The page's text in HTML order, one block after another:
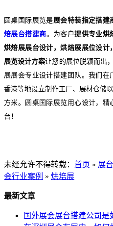
圆桌国际展览是展会特装指定搭建
焙展台搭建商。为客户提供专业烘
烘焙展展台设计，烘焙展展位设
展览设计方案让您的展位脱颖而出
展展会专业设计搭建团队。我们在
香港等地设立制作工厂、展材仓储
方米。圆桌国际展览用心设计，
台！
未经允许不得转载： 首页 » 展
会行业案例 » 烘培展
最新文章
国外展会展台搭建公司是